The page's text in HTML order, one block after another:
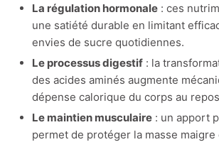
La régulation hormonale : ces
une satiété durable en limitant
envies de sucre quotidiennes.
Le processus digestif : la
des acides aminés augmente
dépense calorique du corps au
Le maintien musculaire : un apport
permet de protéger la masse